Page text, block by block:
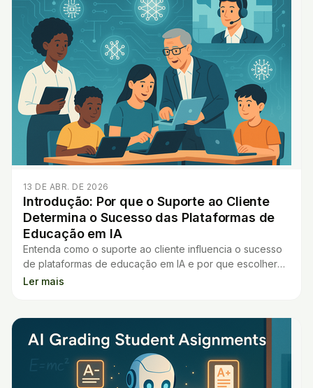
13 DE ABR. DE 2026
Introdução: Por que o Suporte ao Cliente
Determina o Sucesso das Plataformas de
Educação em IA
Entenda como o suporte ao cliente influencia o sucesso
de plataformas de educação em IA e por que escolher
bem faz diferença na experiência do usuário.
Ler mais